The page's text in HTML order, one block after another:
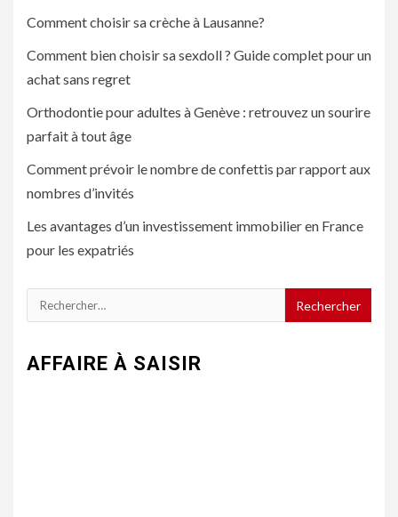
Comment choisir sa crèche à Lausanne?
Comment bien choisir sa sexdoll ? Guide complet pour un
achat sans regret
Orthodontie pour adultes à Genève : retrouvez un sourire
parfait à tout âge
Comment prévoir le nombre de confettis par rapport aux
nombres d’invités
Les avantages d’un investissement immobilier en France
pour les expatriés
Rechercher :
AFFAIRE À SAISIR